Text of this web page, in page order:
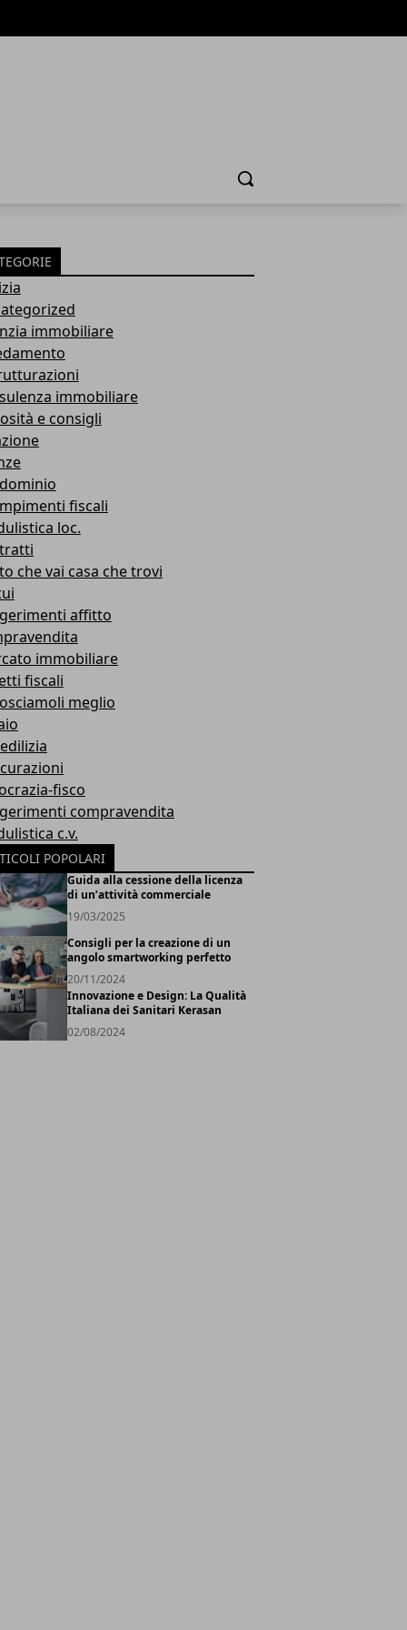
Cerca
immobiliare
immobiliare
e consigli
fiscali
loc.
che vai casa che trovi
affitto
immobiliare
fiscali
meglio
fisco
compravendita
c.v.
POPOLARI
Guida alla cessione della licenza
di un’attività commerciale
19/03/2025
Consigli per la creazione di un
angolo smartworking perfetto
20/11/2024
Innovazione e Design: La Qualità
Italiana dei Sanitari Kerasan
02/08/2024